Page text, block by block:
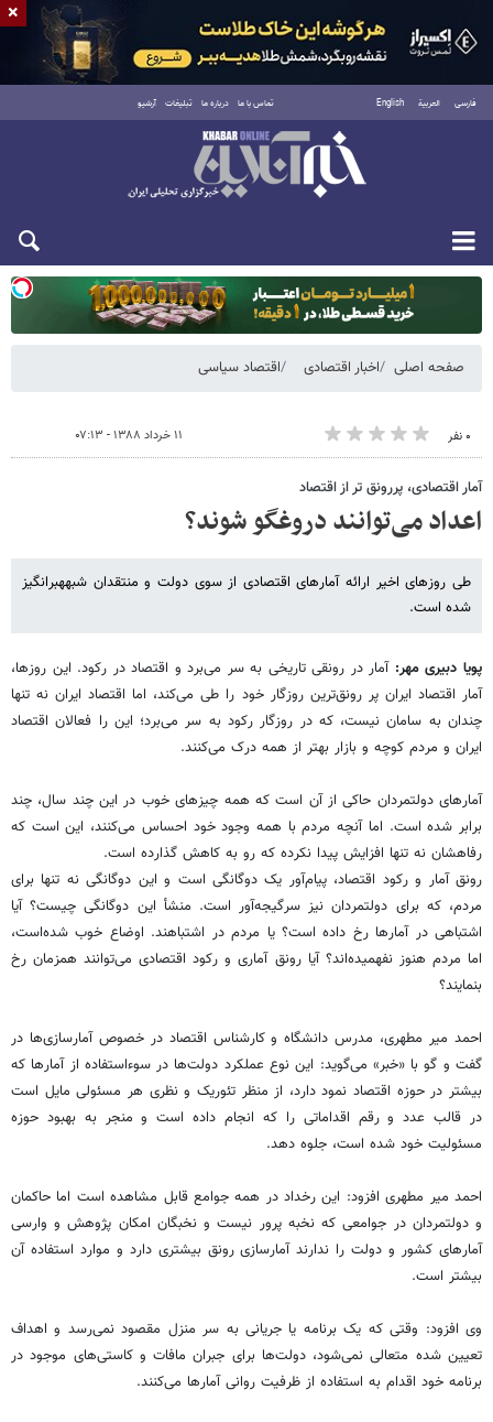
فارسی العربية English تماس با ما درباره ما تبلیغات آرشیو
یکشنبه ۱۸ مرداد ۱۴۰۵
صفحه اصلی اخبار اقتصادی اقتصاد سیاسی
۰ نفر ۱۱ خرداد ۱۳۸۸ - ۰۷:۱۳
آمار اقتصادی، پررونق تر از اقتصاد
اعداد می‌توانند دروغگو شوند؟
طی روزهای اخیر ارائه آمارهای اقتصادی از سوی دولت و منتقدان شبهه​برانگیز
شده است.
پویا دبیری مهر: آمار در رونقی تاریخی به سر می‌برد و اقتصاد در رکود. این روزها،
آمار اقتصاد ایران پر رونق‌ترین روزگار خود را طی می‌کند، اما اقتصاد ایران نه تنها
چندان به سامان نیست، که در روزگار رکود به سر می‌برد؛ این را فعالان اقتصاد
ایران و مردم کوچه و بازار بهتر از همه درک می‌کنند.
آمارهای دولتمردان حاکی از آن است که همه چیز‌های خوب در این چند سال‌‌، چند
برابر شده است. اما آنچه مردم با همه وجود خود احساس می‌کنند، این است که
رفاهشان نه تنها افزایش پیدا نکرده که رو به کاهش گذارده است.
رونق آمار و رکود اقتصاد، پیام‌آور یک دوگانگی است و این دوگانگی نه تنها برای
مردم، که برای دولتمردان نیز سرگیجه‌آور است. منشأ این دوگانگی چیست؟ آیا
اشتباهی در آمارها رخ داده است؟ یا مردم در اشتباهند. اوضاع خوب شده‌است،
اما مردم هنوز نفهمیده‌اند؟ آیا رونق آماری و رکود اقتصادی می‌توانند همزمان رخ
بنمایند؟
احمد میر مطهری، مدرس دانشگاه و کارشناس اقتصاد در خصوص آمارسازی‌ها در
گفت و گو با «خبر» می‌گوید: این نوع عملکرد دولت‌ها در سوءاستفاده از آمارها که
بیشتر در حوزه اقتصاد نمود دارد، از منظر تئوریک و نظری هر مسئولی مایل است
در قالب عدد و رقم اقداماتی را که انجام داده است و منجر به بهبود حوزه
مسئولیت خود شده است، جلوه دهد.
احمد میر مطهری افزود: این رخداد در همه جوامع قابل مشاهده است اما حاکمان
و دولتمردان در جوامعی که نخبه پرور نیست و نخبگان امکان پژوهش و وارسی
آمارهای کشور و دولت را ندارند آمار‌سازی رونق بیشتری دارد و موارد استفاده آن
بیشتر است.
وی افزود: وقتی که یک برنامه یا جریانی به سر منزل مقصود نمی‌رسد و اهداف
تعیین شده متعالی نمی‌شود، دولت‌ها برای جبران مافات و کاستی‌های موجود در
برنامه خود اقدام به استفاده از ظرفیت روانی آمارها می‌کنند.
×